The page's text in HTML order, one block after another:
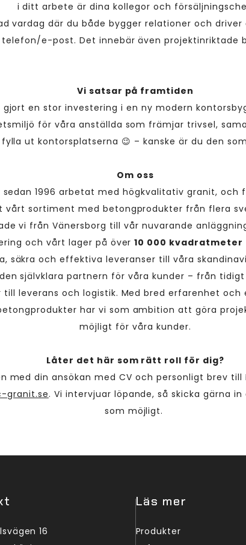
i ditt arbete är dina kollegor och
vardag där du både bygger relationer och
e-post. Det innebär även projektinriktade
Vi satsar på framtiden
gjort en stor investering i en ny modern
för våra anställda som främjar trivsel,
ut kontorsplatserna 😉 – kanske är du den
Om oss
sedan 1996 arbetat med högkvalitativ granit, och
vårt sortiment med betongprodukter från flera
vi från Vänersborg till vår nuvarande
och vårt lager på över10 000 kvadratmeter
säkra och effektiva leveranser till våra
självklara partnern för våra kunder – från
till leverans och logistik. Med bred erfarenhet
har vi som ambition att göra
möjligt för våra kunder.
Låter det här som rätt roll för dig?
med din ansökan med CV och personligt brev till
granit.se. Vi intervjuar löpande, så skicka gärna
som möjligt.
16
Läs mer
Produkter